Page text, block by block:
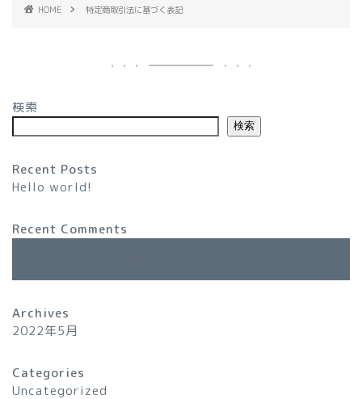
HOME 特定商取引法に基づく表記
検索
検索
Recent Posts
Hello world!
Recent Comments
Archives
2022年5月
Categories
Uncategorized